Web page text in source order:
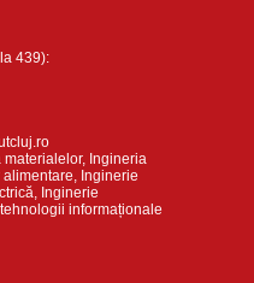
439):
materialelor, Ingineria
Inginerie
Inginerie
informaționale